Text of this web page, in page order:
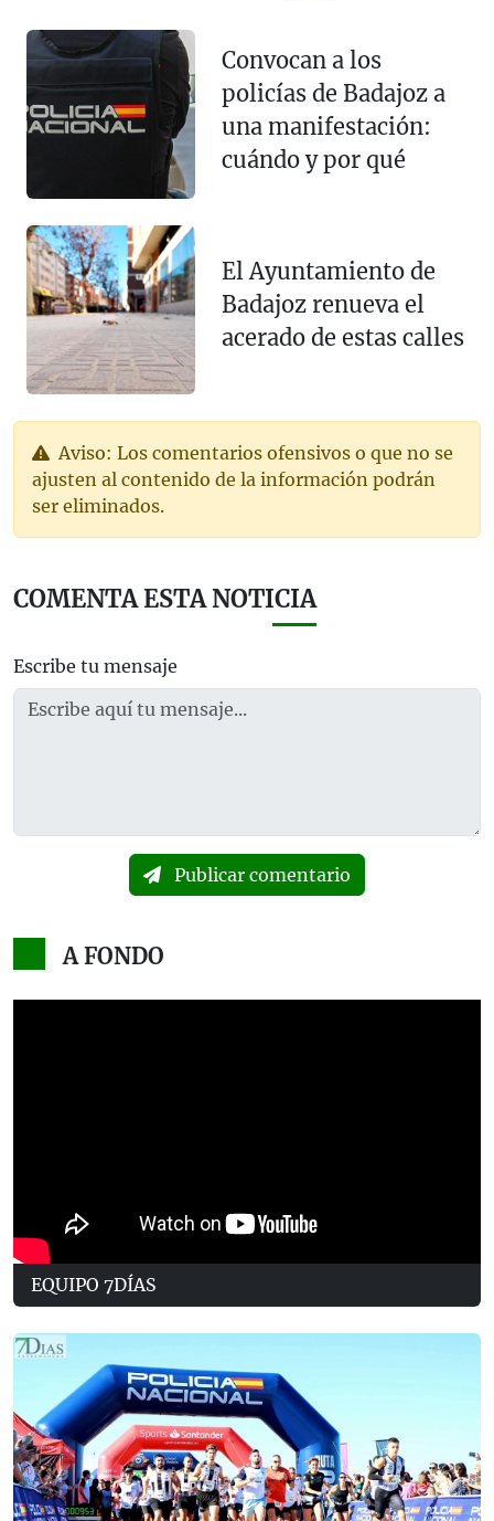
Convocan a los
policías de Badajoz a
una manifestación:
cuándo y por qué
El Ayuntamiento de
Badajoz renueva el
acerado de estas calles
Aviso: Los comentarios ofensivos o que no se
ajusten al contenido de la información podrán
ser eliminados.
COMENTA ESTA NOTICIA
Escribe tu mensaje
Publicar comentario
A FONDO
EQUIPO 7DÍAS